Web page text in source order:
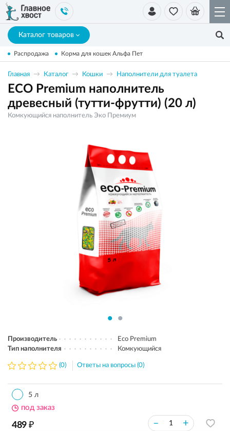
Каталог товаров
Распродажа Корма для кошек Альфа Пет
Главная Каталог Кошки Наполнители для туалета
ECO Premium наполнитель
древесный (тутти-фрутти) (20 л)
Комкующийся наполнитель Эко Премиум
Производитель
Eco Premium
Тип наполнителя
Комкующийся
(0) Ответы на вопросы (0)
5 л
489 ₽ – +
под заказ